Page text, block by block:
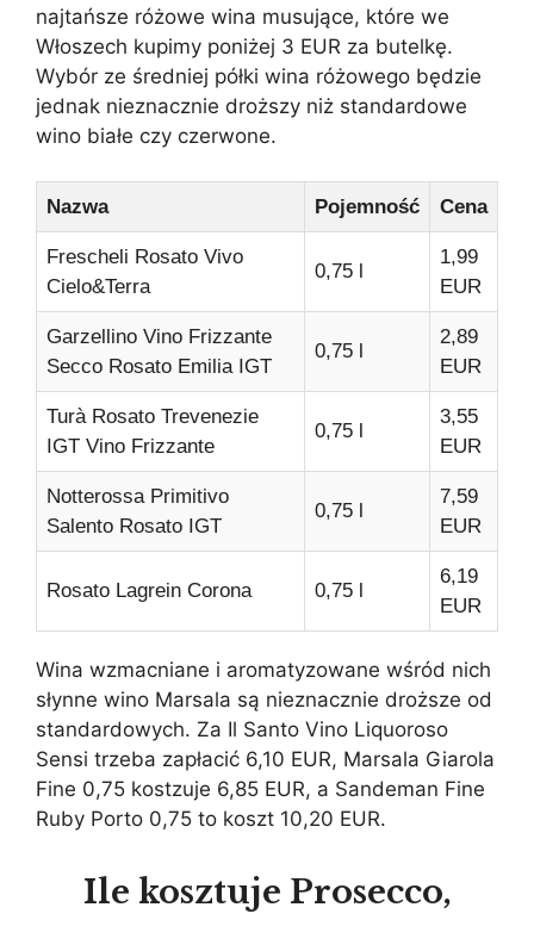
najtańsze różowe wina musujące, które we
Włoszech kupimy poniżej 3 EUR za butelkę.
Wybór ze średniej półki wina różowego będzie
jednak nieznacznie droższy niż standardowe
wino białe czy czerwone.
Nazwa Pojemność Cena
Frescheli Rosato Vivo
Cielo&Terra
0,75 l
1,99
EUR
Garzellino Vino Frizzante
Secco Rosato Emilia IGT
0,75 l
2,89
EUR
Turà Rosato Trevenezie
IGT Vino Frizzante
0,75 l
3,55
EUR
Notterossa Primitivo
Salento Rosato IGT
0,75 l
7,59
EUR
Rosato Lagrein Corona 0,75 l
6,19
EUR
Wina wzmacniane i aromatyzowane wśród nich
słynne wino Marsala są nieznacznie droższe od
standardowych. Za Il Santo Vino Liquoroso
Sensi trzeba zapłacić 6,10 EUR, Marsala Giarola
Fine 0,75 kostzuje 6,85 EUR, a Sandeman Fine
Ruby Porto 0,75 to koszt 10,20 EUR.
Ile kosztuje Prosecco,